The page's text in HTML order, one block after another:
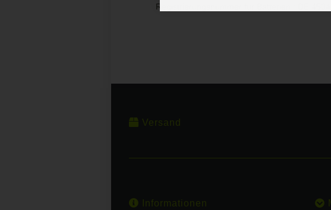
Registrierungsnummer für Batterien : DE
Versand
Informationen